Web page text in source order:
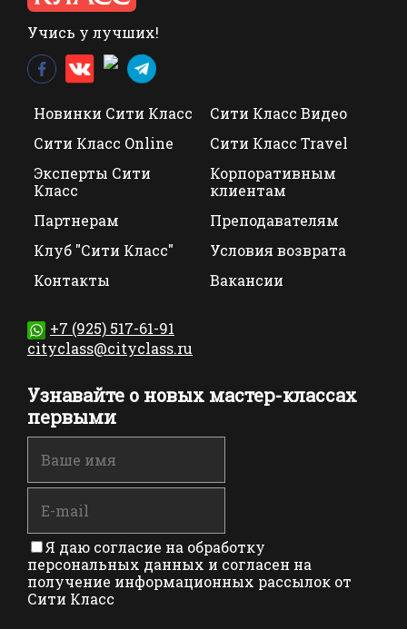
Учись у лучших!
Новинки Сити Класс
Сити Класс Видео
Сити Класс Online
Сити Класс Travel
Эксперты Сити
Класс
Корпоративным
клиентам
Партнерам
Преподавателям
Клуб "Сити Класс"
Условия возврата
Контакты
Вакансии
+7 (925) 517-61-91
cityclass@cityclass.ru
Узнавайте о новых мастер-классах
первыми
Я даю согласие на обработку
персональных данных и согласен на
получение информационных рассылок от
Сити Класс